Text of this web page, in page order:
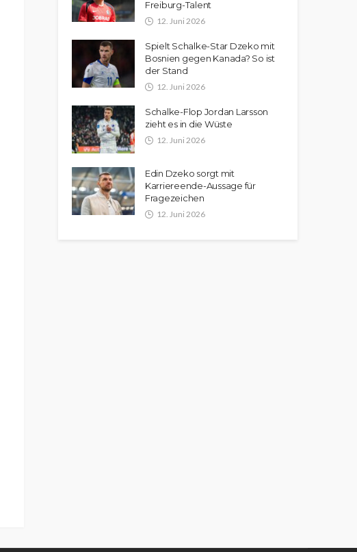
Freiburg-Talent
12. Juni 2026
Spielt Schalke-Star Dzeko mit
Bosnien gegen Kanada? So ist
der Stand
12. Juni 2026
Schalke-Flop Jordan Larsson
zieht es in die Wüste
12. Juni 2026
Edin Dzeko sorgt mit
Karriereende-Aussage für
Fragezeichen
12. Juni 2026